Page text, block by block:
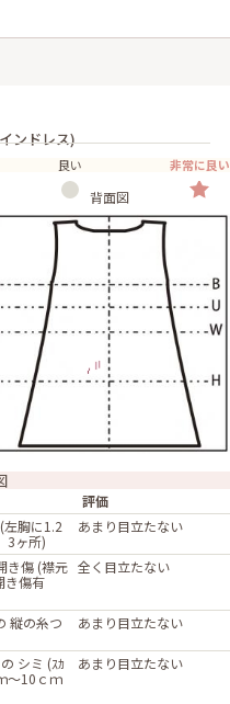
ンドレス)
良い 非常に良い
背面図
評価
胸に1.2
3ヶ所)
あまり目立たない
き傷 (襟元
き傷有
全く目立たない
縦の糸つ
あまり目立たない
シミ (ｽｶ
～10ｃｍ
あまり目立たない